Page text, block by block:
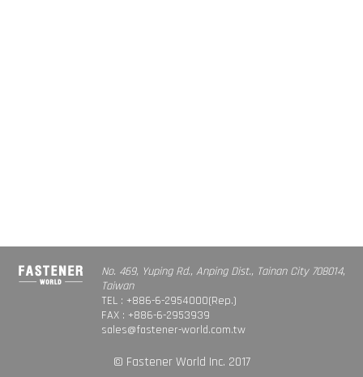
No. 469, Yuping Rd., Anping Dist., Tainan City 708014,
Taiwan
TEL : +886-6-2954000(Rep.)
FAX : +886-6-2953939
sales@fastener-world.com.tw
© Fastener World Inc. 2017